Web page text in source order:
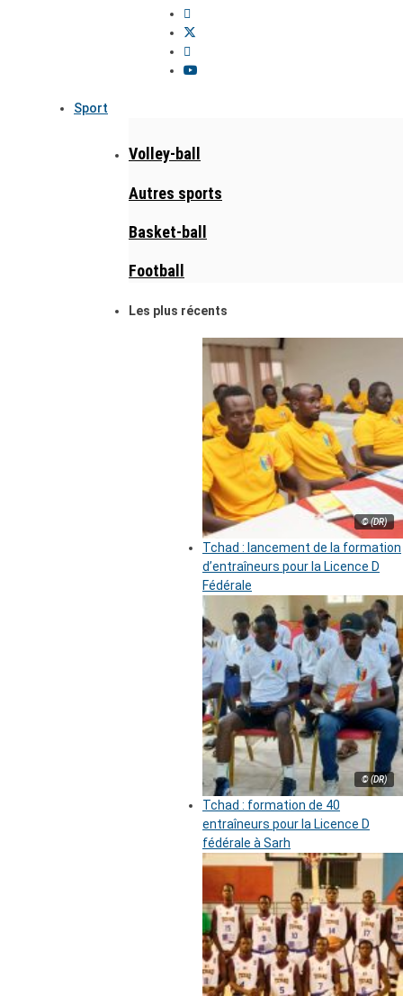
Sport
Volley-ball
Autres sports
Basket-ball
Football
Les plus récents
© (DR)
Tchad : lancement de la formation
d’entraîneurs pour la Licence D
Fédérale
© (DR)
Tchad : formation de 40
entraîneurs pour la Licence D
fédérale à Sarh